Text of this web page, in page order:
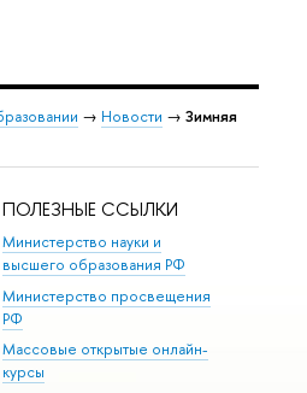
→ Новости → Зимняя
ПОЛЕЗНЫЕ ССЫЛКИ
Министерство науки и
высшего образования РФ
Министерство просвещения
РФ
Массовые открытые онлайн-
курсы